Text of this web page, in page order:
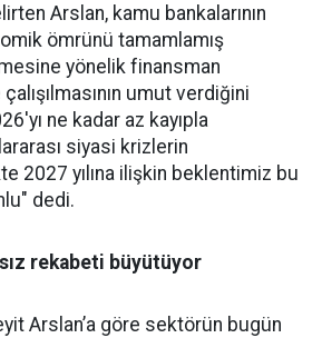
Arslan, kamu bankalarının
ömrü­nü tamamlamış
yönelik finansman
umut verdiğini
ne kadar az kayıpla
siya­si krizlerin
2027 yılına ilişkin beklentimiz bu
dedi.
rekabeti büyütüyor
Arslan’a göre sektörün bugün